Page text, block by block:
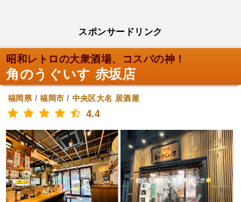
スポンサードリンク
昭和レトロの大衆酒場、コスパの神！
角のうぐいす 赤坂店
福岡県/福岡市 / 中央区大名 居酒屋
4.4